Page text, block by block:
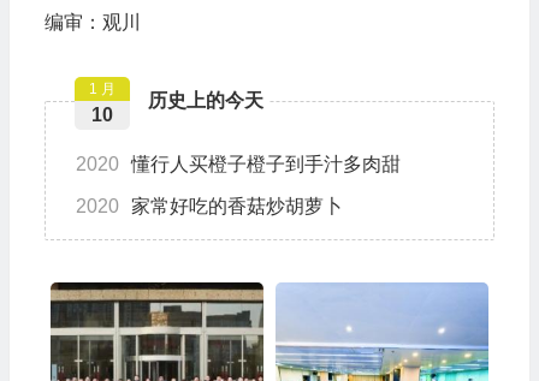
编审：观川
历史上的今天
1 月
10
2020 懂行人买橙子橙子到手汁多肉甜
2020 家常好吃的香菇炒胡萝卜